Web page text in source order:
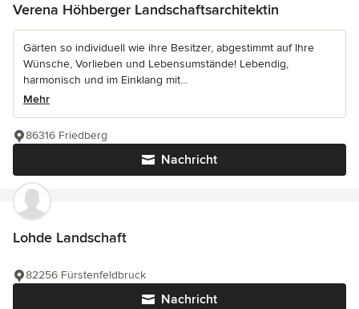
Verena Höhberger Landschaftsarchitektin
Gärten so individuell wie ihre Besitzer, abgestimmt auf Ihre
Wünsche, Vorlieben und Lebensumstände! Lebendig,
harmonisch und im Einklang mit...
Mehr
Nachricht
86316 Friedberg
Lohde Landschaft
Nachricht
82256 Fürstenfeldbruck